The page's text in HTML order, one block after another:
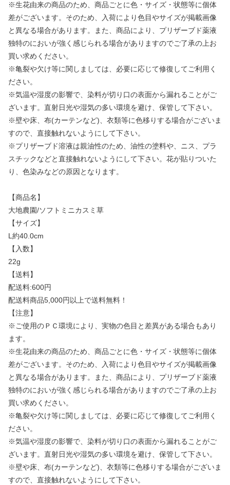
※生花由来の商品のため、商品ごとに色・サイズ・状態等に個体
差がございます。そのため、入荷により色目やサイズが掲載画像
と異なる場合があります。また、商品により、プリザーブド薬液
独特のにおいが強く感じられる場合がありますのでご了承の上お
買い求めください。
※亀裂や欠け等に関しましては、必要に応じて修復してご利用く
ださい。
※気温や湿度の影響で、染料が切り口の表面から漏れることがご
ざいます。直射日光や湿気の多い環境を避け、保管して下さい。
※壁や床、布(カーテンなど)、衣類等に色移りする場合がございま
すので、直接触れないようにして下さい。
※プリザーブド溶液は親油性のため、油性の塗料や、ニス、プラ
スチックなどと直接触れないようにして下さい。花が貼りついた
り、色染みなどの原因となります。
【商品名】
大地農園/ソフトミニカスミ草
【サイズ】
L約40.0cm
【入数】
22g
【送料】
配送料:600円
配送料商品5,000円以上で送料無料！
【注意】
※ご使用のＰＣ環境により、実物の色目と差異がある場合もあり
ます。
※生花由来の商品のため、商品ごとに色・サイズ・状態等に個体
差がございます。そのため、入荷により色目やサイズが掲載画像
と異なる場合があります。また、商品により、プリザーブド薬液
独特のにおいが強く感じられる場合がありますのでご了承の上お
買い求めください。
※亀裂や欠け等に関しましては、必要に応じて修復してご利用く
ださい。
※気温や湿度の影響で、染料が切り口の表面から漏れることがご
ざいます。直射日光や湿気の多い環境を避け、保管して下さい。
※壁や床、布(カーテンなど)、衣類等に色移りする場合がございま
すので、直接触れないようにして下さい。